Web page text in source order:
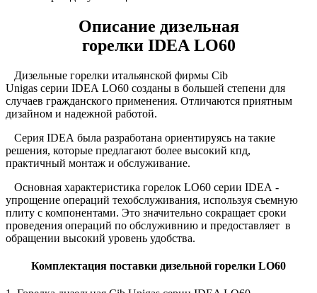
Описание дизельная
горелки IDEA LO60
Дизельные горелки итальянской фирмы Cib
Unigas серии IDEA LO60 созданы в большей степени для
случаев гражданского применения. Отличаются приятным
дизайном и надежной работой.
Серия IDEA была разработана ориентируясь на такие
решения, которые предлагают более высокий кпд,
практичный монтаж и обслуживание.
Основная характеристика горелок LO60 серии IDEA -
упрощение операций техобслуживания, используя съемную
плиту с компонентами. Это значительно сокращает сроки
проведения операций по обслуживнию и предоставляет в
обращении высокий уровень удобства.
Комплектация поставки дизельной горелки LO60